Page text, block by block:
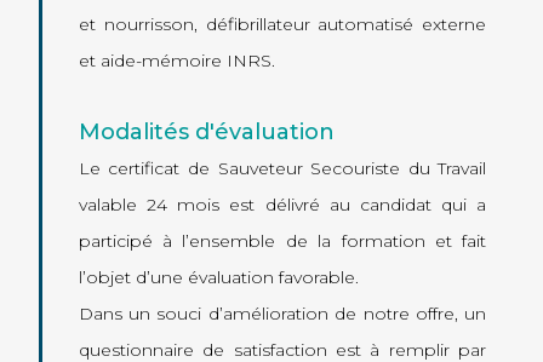
et nourrisson, défibrillateur automatisé externe
et aide-mémoire INRS.
Modalités d'évaluation
Le certificat de Sauveteur Secouriste du Travail
valable 24 mois est délivré au candidat qui a
participé à l’ensemble de la formation et fait
l’objet d’une évaluation favorable.
Dans un souci d’amélioration de notre offre, un
questionnaire de satisfaction est à remplir par